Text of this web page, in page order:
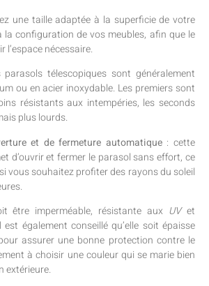
une taille adaptée à la superficie de votre
la configuration de vos meubles, afin que le
l’espace nécessaire.
parasols télescopiques sont généralement
ou en acier inoxydable. Les premiers sont
résistants aux intempéries, les seconds
plus lourds.
et de fermeture automatique: cette
d’ouvrir et fermer le parasol sans effort, ce
vous souhaitez profiter des rayons du soleil
être imperméable, résistante aux UVet
également conseillé qu’elle soit épaisse
assurer une bonne protection contre le
à choisir une couleur qui se marie bien
extérieure.